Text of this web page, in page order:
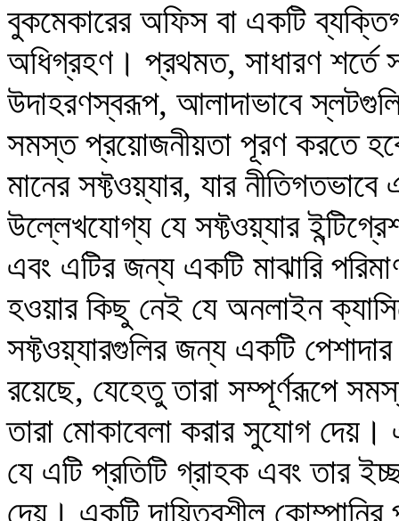
বুকমেকারের অফিস বা একটি
অধিগ্রহণ। প্রথমত, সাধারণ শর্তে
উদাহরণস্বরূপ, আলাদাভাবে
সমস্ত প্রয়োজনীয়তা পূরণ করতে
মানের সফ্টওয়্যার, যার
উল্লেখযোগ্য যে সফ্টওয়্যার
এবং এটির জন্য একটি মাঝারি
হওয়ার কিছু নেই যে অনলাইন
সফ্টওয়্যারগুলির জন্য একটি
রয়েছে, যেহেতু তারা সম্পূর্ণরূপে
তারা মোকাবেলা করার সুযোগ
যে এটি প্রতিটি গ্রাহক এবং তার
দেয়। একটি দায়িত্বশীল কোম্পানির